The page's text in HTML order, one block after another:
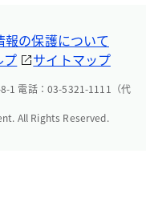
報の保護について
プ サイトマップ
1 電話：03-5321-1111（代
All Rights Reserved.